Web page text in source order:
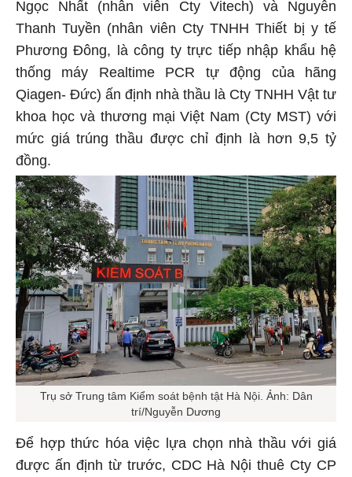
Ngọc Nhất (nhân viên Cty Vitech) và Nguyễn
Thanh Tuyền (nhân viên Cty TNHH Thiết bị y tế
Phương Đông, là công ty trực tiếp nhập khẩu hệ
thống máy Realtime PCR tự động của hãng
Qiagen- Đức) ấn định nhà thầu là Cty TNHH Vật tư
khoa học và thương mại Việt Nam (Cty MST) với
mức giá trúng thầu được chỉ định là hơn 9,5 tỷ
đồng.
Trụ sở Trung tâm Kiểm soát bệnh tật Hà Nội. Ảnh: Dân
trí/Nguyễn Dương
Để hợp thức hóa việc lựa chọn nhà thầu với giá
được ấn định từ trước, CDC Hà Nội thuê Cty CP